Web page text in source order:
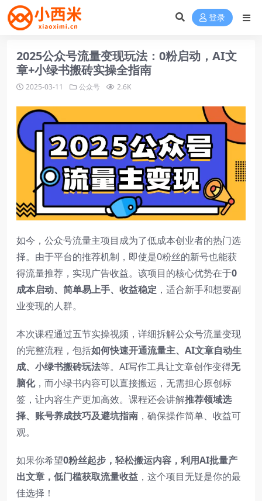
登录
2025公众号流量变现玩法：0粉启动，AI文
章+小绿书搬砖实操全指南
2025-03-11 公众号 2.6K
如今，公众号流量主项目成为了低成本创业者的热门选
择。由于平台的推荐机制，即使是0粉丝的新号也能获
得流量推荐，实现广告收益。该项目的核心优势在于0
成本启动、简单易上手、收益稳定 ，适合新手和想要副
业变现的人群。
本次课程通过五节实操视频，详细拆解公众号流量变现
的完整流程，包括如何快速开通流量主、AI文章自动生
成、小绿书搬砖玩法等。AI写作工具让文章创作变得无
脑化，而小绿书内容可以直接搬运，无需担心原创标
签，让内容生产更加高效。课程还会讲解推荐领域选
择、账号养成技巧及避坑指南 ，确保操作简单、收益可
观。
如果你希望0粉丝起步，轻松搬运内容，利用AI批量产
出文章，低门槛获取流量收益 ，这个项目无疑是你的最
佳选择！